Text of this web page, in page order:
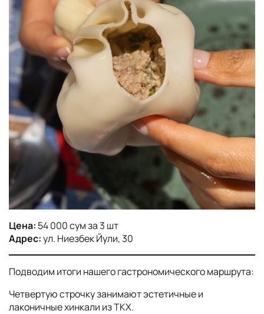
Цена: 54 000 сум за 3 шт
Адрес:ул. Ниезбек Йули, 30
Подводим итоги нашего гастрономического маршрута:
Четвертую строчку занимают эстетичные и
лаконичные хинкали из ТКХ.